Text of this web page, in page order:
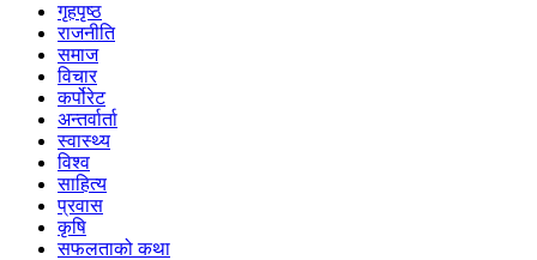
Himshikhar Online
गृहपृष्ठ
राजनीति
समाज
विचार
कर्पोरेट
अन्तर्वार्ता
स्वास्थ्य
विश्व
साहित्य
प्रवास
कृषि
सफलताको कथा